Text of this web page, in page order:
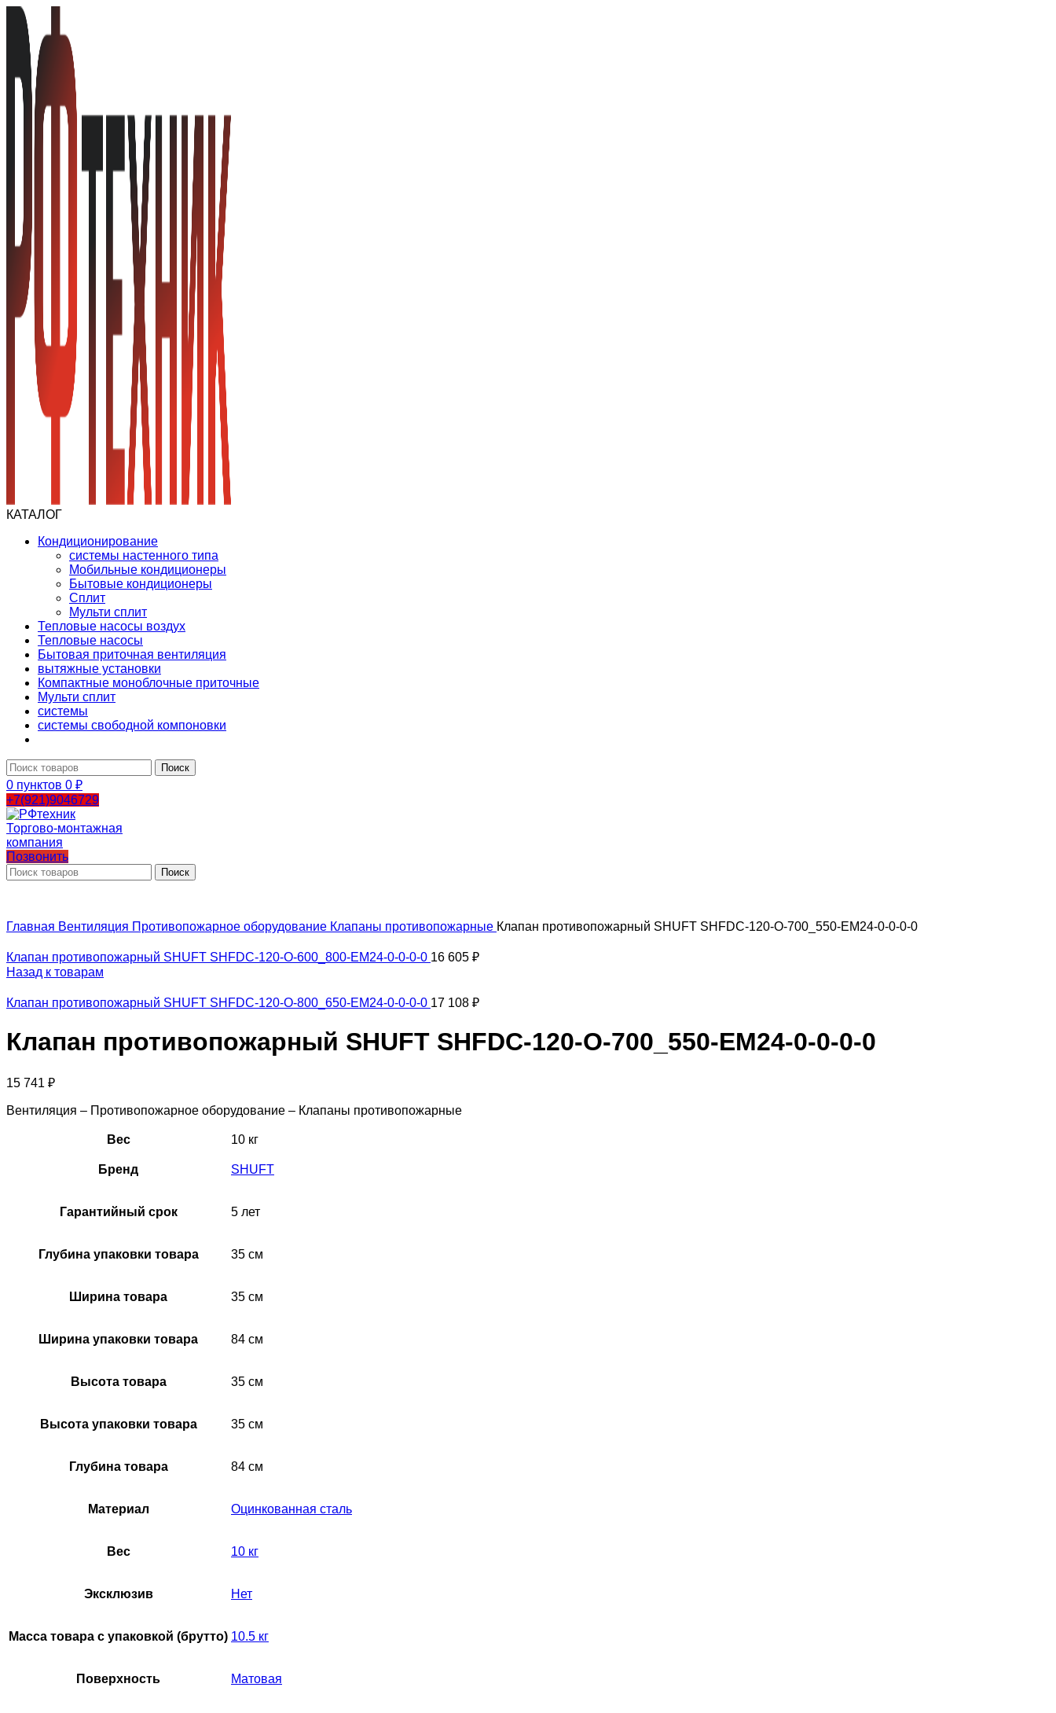
КАТАЛОГ
Кондиционирование
системы настенного типа
Мобильные кондиционеры
Бытовые кондиционеры
Сплит
Мульти сплит
Тепловые насосы воздух
Тепловые насосы
Бытовая приточная вентиляция
вытяжные установки
Компактные моноблочные приточные
Мульти сплит
системы
системы свободной компоновки
Поиск
0 пунктов 0 ₽
+7(921)9046729
Позвонить
Поиск
Главная Вентиляция Противопожарное оборудование Клапаны противопожарные Клапан противопожарный SHUFT SHFDC-120-O-700_550-EM24-0-0-0-0
Клапан противопожарный SHUFT SHFDC-120-O-600_800-EM24-0-0-0-0 16 605 ₽
Назад к товарам
Клапан противопожарный SHUFT SHFDC-120-O-800_650-EM24-0-0-0-0 17 108 ₽
Клапан противопожарный SHUFT SHFDC-120-O-700_550-EM24-0-0-0-0
15 741 ₽
Вентиляция – Противопожарное оборудование – Клапаны противопожарные
Вес 10 кг
Бренд SHUFT
Гарантийный срок 5 лет
Глубина упаковки товара 35 см
Ширина товара 35 см
Ширина упаковки товара 84 см
Высота товара 35 см
Высота упаковки товара 35 см
Глубина товара 84 см
Материал Оцинкованная сталь
Вес 10 кг
Эксклюзив Нет
Масса товара с упаковкой (брутто) 10.5 кг
Поверхность Матовая